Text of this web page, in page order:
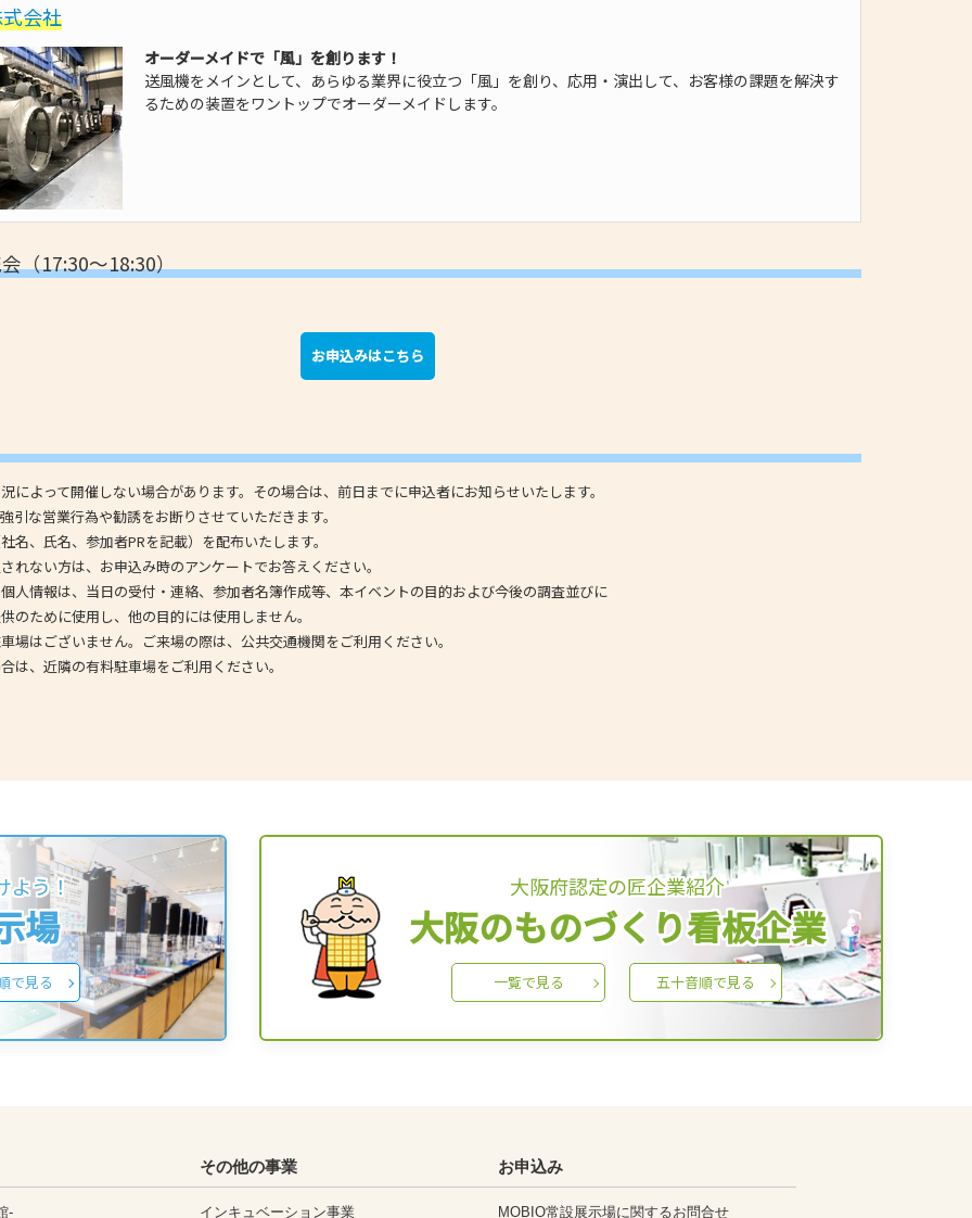
会社
オーダーメイドで「風」を創ります！
送風機をメインとして、あらゆる業界に役立つ「風」を創り、応用・演出して、お客様の課題を解決す
るための装置をワントップでオーダーメイドします。
（17:30～18:30）
お申込みはこちら
によって開催しない場合があります。その場合は、前日までに申込者にお知らせいたします。
引な営業行為や勧誘をお断りさせていただきます。
名、氏名、参加者PRを記載）を配布いたします。
ない方は、お申込み時のアンケートでお答えください。
人情報は、当日の受付・連絡、参加者名簿作成等、本イベントの目的および今後の調査並びに
ために使用し、他の目的には使用しません。
場はございません。ご来場の際は、公共交通機関をご利用ください。
、近隣の有料駐車場をご利用ください。
よう！
場
で見る
大阪府認定の匠企業紹介
大阪のものづくり看板企業
一覧で見る 五十音順で見る
-
その他の事業
インキュベーション事業
お申込み
MOBIO常設展示場に関するお問合せ